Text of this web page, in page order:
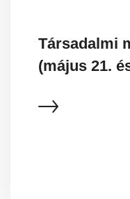
Társadalmi
(május 21.